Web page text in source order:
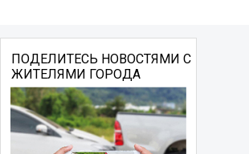
ПОДЕЛИТЕСЬ НОВОСТЯМИ С
ЖИТЕЛЯМИ ГОРОДА